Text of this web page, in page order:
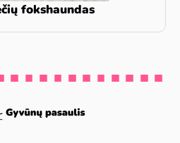
fokshaundas